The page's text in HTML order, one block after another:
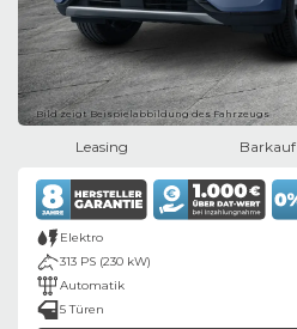
Bild zeigt Beispielabbildung des Fahrzeugs
Leasing Barkauf
Elektro
313 PS (230 kW)
Automatik
5 Türen